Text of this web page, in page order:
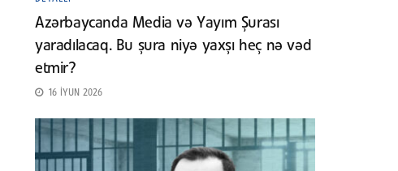
Azərbaycanda Media və Yayım Şurası
yaradılacaq. Bu şura niyə yaxşı heç nə vəd
etmir?
16 İYUN 2026